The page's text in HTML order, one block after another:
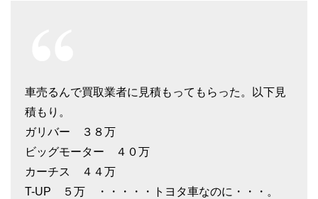
40代女性
私の希望していた買取価格よりも高い価格
50代男性
車売るんで買取業者に見積もってもらった。以下見
積もり。
ガリバー ３８万
ビッグモーター ４０万
カーチス ４４万
T-UP ５万 ・・・・・トヨタ車なのに・・・。